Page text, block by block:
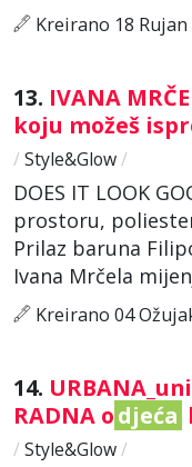
Kreirano 18 Rujan
13. IVANA
koju možeš
/ Style&Glow/
DOES IT LOOK
prostoru,
Prilaz baruna
Ivana Mrčela
Kreirano 04
14.
RADNA odjeća
/ Style&Glow/